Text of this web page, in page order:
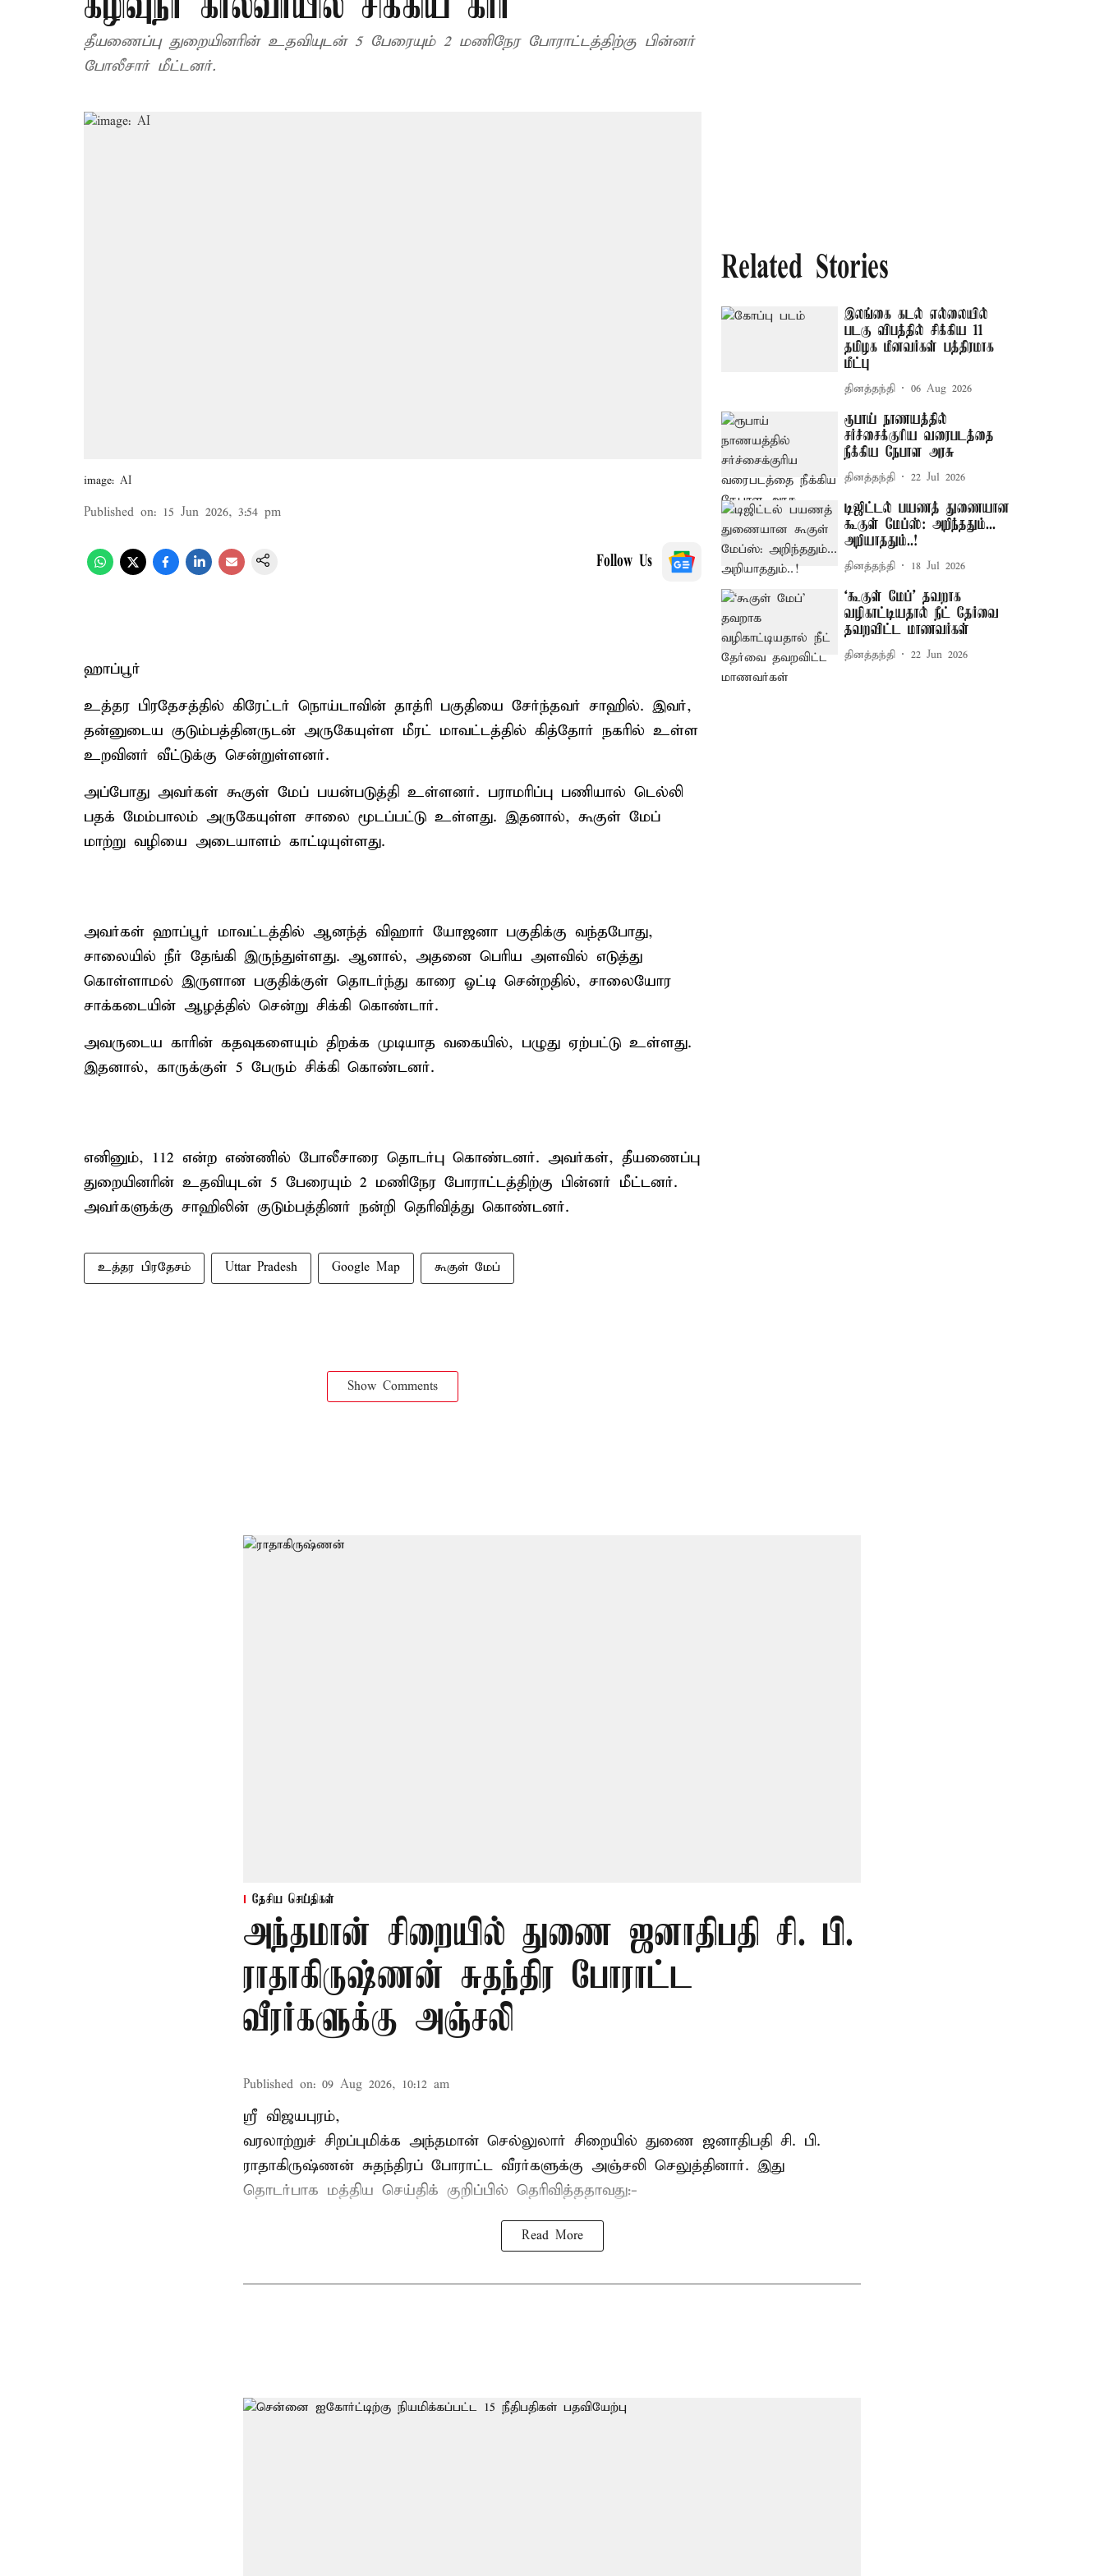
தீயணைப்பு துறையினரின் உதவியுடன் 5 பேரையும் 2 மணிநேர போராட்டத்திற்கு பின்னர்
போலீசார் மீட்டனர்.
image: AI
Published on: 15 Jun 2026, 3:54 pm
Follow Us
ஹாப்பூர்
உத்தர பிரதேசத்தில் கிரேட்டர் நொய்டாவின் தாத்ரி பகுதியை சேர்ந்தவர் சாஹில். இவர்,
தன்னுடைய குடும்பத்தினருடன் அருகேயுள்ள மீரட் மாவட்டத்தில் கித்தோர் நகரில் உள்ள
உறவினர் வீட்டுக்கு சென்றுள்ளனர்.
அப்போது அவர்கள் கூகுள் மேப் பயன்படுத்தி உள்ளனர். பராமரிப்பு பணியால் டெல்லி
பதக் மேம்பாலம் அருகேயுள்ள சாலை மூடப்பட்டு உள்ளது. இதனால், கூகுள் மேப்
மாற்று வழியை அடையாளம் காட்டியுள்ளது.
அவர்கள் ஹாப்பூர் மாவட்டத்தில் ஆனந்த் விஹார் யோஜனா பகுதிக்கு வந்தபோது,
சாலையில் நீர் தேங்கி இருந்துள்ளது. ஆனால், அதனை பெரிய அளவில் எடுத்து
கொள்ளாமல் இருளான பகுதிக்குள் தொடர்ந்து காரை ஓட்டி சென்றதில், சாலையோர
சாக்கடையின் ஆழத்தில் சென்று சிக்கி கொண்டார்.
அவருடைய காரின் கதவுகளையும் திறக்க முடியாத வகையில், பழுது ஏற்பட்டு உள்ளது.
இதனால், காருக்குள் 5 பேரும் சிக்கி கொண்டனர்.
எனினும், 112 என்ற எண்ணில் போலீசாரை தொடர்பு கொண்டனர். அவர்கள், தீயணைப்பு
துறையினரின் உதவியுடன் 5 பேரையும் 2 மணிநேர போராட்டத்திற்கு பின்னர் மீட்டனர்.
அவர்களுக்கு சாஹிலின் குடும்பத்தினர் நன்றி தெரிவித்து கொண்டனர்.
உத்தர பிரதேசம் Uttar Pradesh Google Map கூகுள் மேப்
Show Comments
Related Stories
இலங்கை கடல் எல்லையில்
படகு விபத்தில் சிக்கிய 11
தமிழக மீனவர்கள் பத்திரமாக
மீட்பு
தினத்தந்தி 06 Aug 2026
ரூபாய் நாணயத்தில்
சர்ச்சைக்குரிய வரைபடத்தை
நீக்கிய நேபாள அரசு
தினத்தந்தி 22 Jul 2026
டிஜிட்டல் பயணத் துணையான
கூகுள் மேப்ஸ்: அறிந்ததும்...
அறியாததும்..!
தினத்தந்தி 18 Jul 2026
‘கூகுள் மேப்’ தவறாக
வழிகாட்டியதால் நீட் தேர்வை
தவறவிட்ட மாணவர்கள்
தினத்தந்தி 22 Jun 2026
தேசிய செய்திகள்
அந்தமான் சிறையில் துணை ஜனாதிபதி சி. பி.
ராதாகிருஷ்ணன் சுதந்திர போராட்ட
வீரர்களுக்கு அஞ்சலி
Published on: 09 Aug 2026, 10:12 am
ஸ்ரீ விஜயபுரம்,
வரலாற்றுச் சிறப்புமிக்க அந்தமான் செல்லுலார் சிறையில் துணை ஜனாதிபதி சி. பி.
ராதாகிருஷ்ணன் சுதந்திரப் போராட்ட வீரர்களுக்கு அஞ்சலி செலுத்தினார். இது
தொடர்பாக மத்திய செய்திக் குறிப்பில் தெரிவித்ததாவது:-
Read More